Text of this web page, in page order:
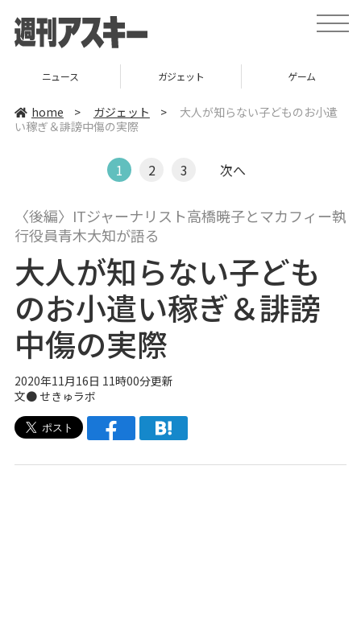
t
o
a
v
ニュース ガジェット ゲーム
home > ガジェット >
大人が知らない子どものお小遣
い稼ぎ＆誹謗中傷の実際
1 2 3 次へ
〈後編〉ITジャーナリスト高橋暁子とマカフィー執
行役員青木大知が語る
大人が知らない子ども
のお小遣い稼ぎ＆誹謗
中傷の実際
2020年11月16日 11時00分更新
文● せきゅラボ